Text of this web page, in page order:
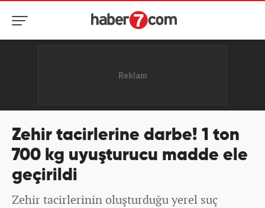
Zehir tacirlerine darbe! 1 ton
700 kg uyuşturucu madde ele
geçirildi
Zehir tacirlerinin oluşturduğu yerel suç